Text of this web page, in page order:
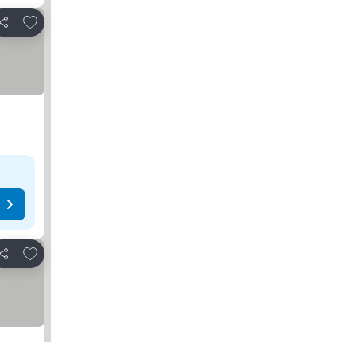
Teilen
Zu Favoriten hinzufügen
Teilen
Zu Favoriten hinzufügen